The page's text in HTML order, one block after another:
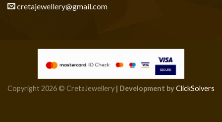
cretajewellery@gmail.com
Copyright 2026 © CretaJewellery | Development byClickSolvers